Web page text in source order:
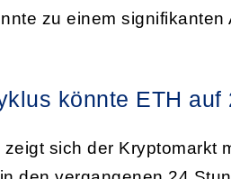
zu einem signifikanten
könnte ETH auf
sich der Kryptomarkt